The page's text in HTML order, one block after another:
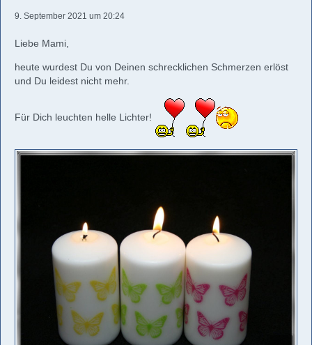
9. September 2021 um 20:24
Liebe Mami,
heute wurdest Du von Deinen schrecklichen Schmerzen erlöst
und Du leidest nicht mehr.
Für Dich leuchten helle Lichter!